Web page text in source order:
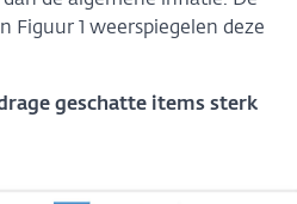
Figuur 1 weerspiegelen deze
geschatte items sterk